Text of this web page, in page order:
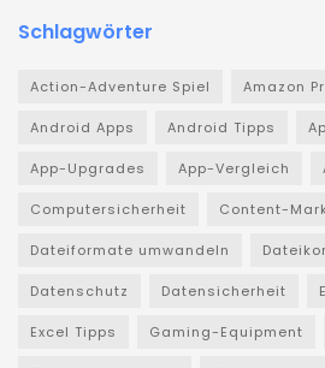
Schlagwörter
Action-Adventure Spiel Amazon
Android Apps Android Tipps
App-Upgrades App-Vergleich
Computersicherheit Content-
Dateiformate umwandeln
Datenschutz Datensicherheit
Excel Tipps Gaming-Equipment